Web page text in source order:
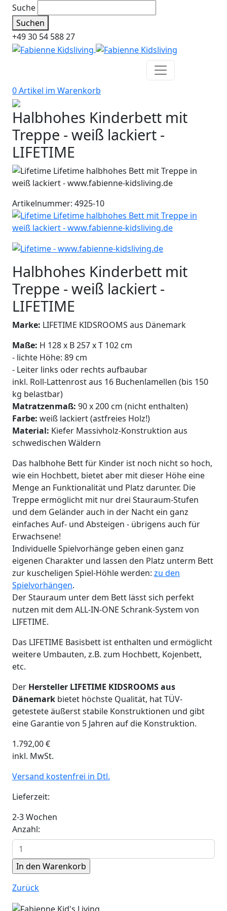
Suche
Suchen
+49 30 54 588 27
0 Artikel im Warenkorb
Halbhohes Kinderbett mit
Treppe - weiß lackiert -
LIFETIME
Artikelnummer: 4925-10
Halbhohes Kinderbett mit
Treppe - weiß lackiert -
LIFETIME
Marke: LIFETIME KIDSROOMS aus Dänemark
Maße: H 128 x B 257 x T 102 cm
- lichte Höhe: 89 cm
- Leiter links oder rechts aufbaubar
inkl. Roll-Lattenrost aus 16 Buchenlamellen (bis 150
kg belastbar)
Matratzenmaß: 90 x 200 cm (nicht enthalten)
Farbe: weiß lackiert (astfreies Holz!)
Material: Kiefer Massivholz-Konstruktion aus
schwedischen Wäldern
Das halbhohe Bett für Kinder ist noch nicht so hoch,
wie ein Hochbett, bietet aber mit dieser Höhe eine
Menge an Funktionalität und Platz darunter. Die
Treppe ermöglicht mit nur drei Stauraum-Stufen
und dem Geländer auch in der Nacht ein ganz
einfaches Auf- und Absteigen - übrigens auch für
Erwachsene!
Individuelle Spielvorhänge geben einen ganz
eigenen Charakter und lassen den Platz unterm Bett
zur kuscheligen Spiel-Höhle werden: zu den
Spielvorhängen.
Der Stauraum unter dem Bett lässt sich perfekt
nutzen mit dem ALL-IN-ONE Schrank-System von
LIFETIME.
Das LIFETIME Basisbett ist enthalten und ermöglicht
weitere Umbauten, z.B. zum Hochbett, Kojenbett,
etc.
Der Hersteller LIFETIME KIDSROOMS aus
Dänemark bietet höchste Qualität, hat TÜV-
getestete äußerst stabile Konstruktionen und gibt
eine Garantie von 5 Jahren auf die Konstruktion.
1.792,00€
inkl. MwSt.
Versand kostenfrei in Dtl.
Lieferzeit:
2-3 Wochen
Anzahl:
Zurück